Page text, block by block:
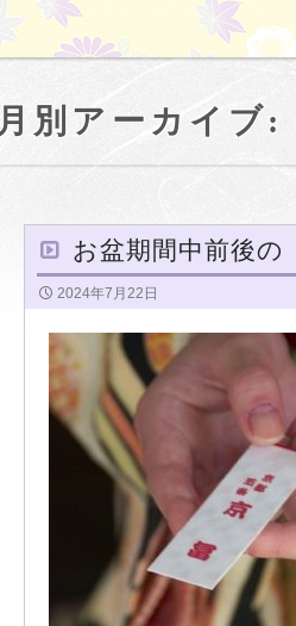
月別アーカイブ:
お盆期間中前後の
2024年7月22日